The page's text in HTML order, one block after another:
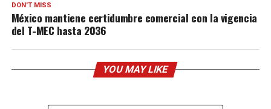
DON'T MISS
México mantiene certidumbre comercial con la vigencia
del T-MEC hasta 2036
YOU MAY LIKE